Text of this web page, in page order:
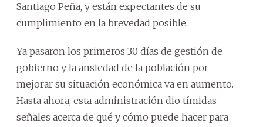
Santiago Peña, y están expectantes de su
cumplimiento en la brevedad posible.
Ya pasaron los primeros 30 días de gestión de
gobierno y la ansiedad de la población por
mejorar su situación económica va en aumento.
Hasta ahora, esta administración dio tímidas
señales acerca de qué y cómo puede hacer para